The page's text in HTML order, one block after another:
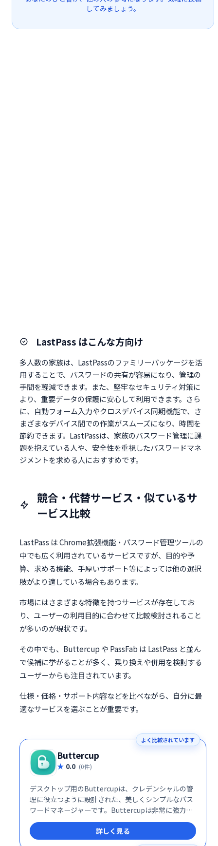
してみましょう。
LastPass はこんな方向け
多人数の家族は、LastPassのファミリーパッケージを活
用することで、パスワードの共有が容易になり、管理の
手間を軽減できます。また、堅牢なセキュリティ対策に
より、重要データの保護に安心して利用できます。さら
に、自動フォーム入力やクロスデバイス同期機能で、さ
まざまなデバイス間での作業がスムーズになり、時間を
節約できます。LastPassは、家族のパスワード管理に課
題を抱えている人や、安全性を重視したパスワードマネ
ジメントを求める人におすすめです。
競合・代替サービス・似ているサ
ービス比較
LastPass は Chrome拡張機能・パスワード管理ツールの
中でも広く利用されているサービスですが、目的や予
算、求める機能、手厚いサポート等によっては他の選択
肢がより適している場合もあります。
市場にはさまざまな特徴を持つサービスが存在してお
り、ユーザーの利用目的に合わせて比較検討されること
が多いのが現状です。
その中でも、Buttercup や PassFab は LastPass と並ん
で候補に挙がることが多く、乗り換えや併用を検討する
ユーザーからも注目されています。
仕様・価格・サポート内容などを比べながら、自分に最
適なサービスを選ぶことが重要です。
よく比較されています
Buttercup
0.0 (0件)
デスクトップ用のButtercupは、クレデンシャルの管
理に役立つように設計された、美しくシンプルなパス
ワードマネージャーです。Buttercupは非常に強力な
暗号化を使用して、単一のマスターパスワードで機密
情報を保護します-サービスごとに、より強力で複雑な
パスワードを自由に使用して、Buttercupに安全に保
詳しく見る